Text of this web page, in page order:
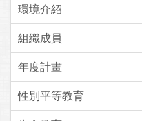
環境介紹
組織成員
年度計畫
性別平等教育